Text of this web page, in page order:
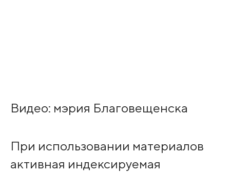
Видео: мэрия Благовещенска
При использовании материалов
активная индексируемая